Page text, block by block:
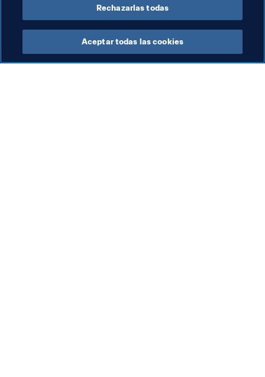
Rechazarlas todas
Aceptar todas las cookies